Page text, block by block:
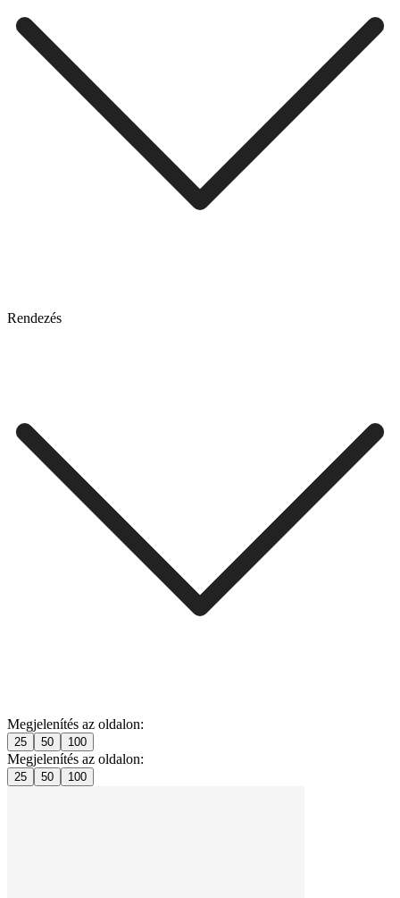
Rendezés
Megjelenítés az oldalon:
25 50 100
Megjelenítés az oldalon:
25 50 100